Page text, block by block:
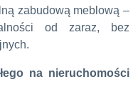
zabudową meblową –
od zaraz, bez
na nieruchomości